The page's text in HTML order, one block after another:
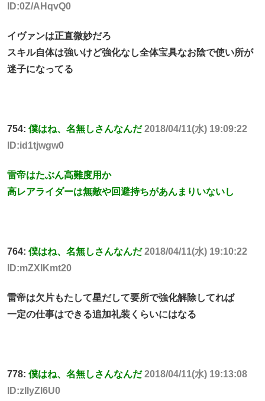
ID:0Z/AHqvQ0
イヴァンは正直微妙だろ
スキル自体は強いけど強化なし全体宝具なお陰で使い所が
迷子になってる
754: 僕はね、名無しさんなんだ 2018/04/11(水) 19:09:22
ID:id1tjwgw0
雷帝はたぶん高難度用か
高レアライダーは無敵や回避持ちがあんまりいないし
764: 僕はね、名無しさんなんだ 2018/04/11(水) 19:10:22
ID:mZXIKmt20
雷帝は欠片もたして星だして要所で強化解除してれば
一定の仕事はできる追加礼装くらいにはなる
778: 僕はね、名無しさんなんだ 2018/04/11(水) 19:13:08
ID:zIlyZl6U0